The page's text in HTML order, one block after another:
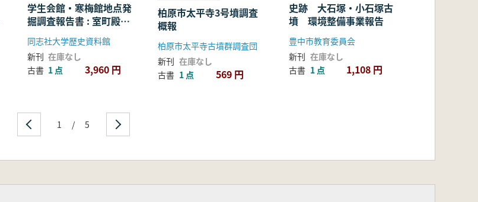
学生会館・寒梅館地点発
掘調査報告書 : 室町殿と
近世西立売町の調査
同志社大学歴史資料館
新刊 在庫なし
古書 1 点 3,960 円
柏原市太平寺3号墳調査
概報
柏原市太平寺古墳群調査団
新刊 在庫なし
古書 1 点 569 円
史跡 大石塚・小石塚古
墳 環境整備事業報告
豊中市教育委員会
新刊 在庫なし
古書 1 点 1,108 円
1 / 5